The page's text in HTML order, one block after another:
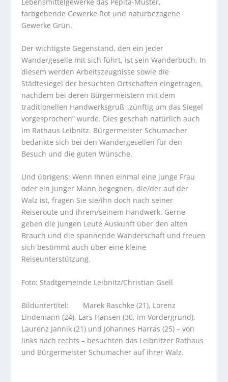
farbgebende Gewerke Rot und naturbezogene
Gewerke Grün.
Der wichtigste Gegenstand, den ein jeder
Wandergeselle mit sich führt, ist sein Wanderbuch. In
diesem werden Arbeitszeugnisse sowie die
Städtesiegel der besuchten Ortschaften eingetragen,
nachdem bei deren Bürgermeistern mit dem
traditionellen Handwerksgruß „zünftig um das Siegel
vorgesprochen“ wurde. Dies geschah natürlich auch
im Rathaus Leibnitz. Bürgermeister Schumacher
bedankte sich bei den Wandergesellen für den
Besuch und die guten Wünsche.
Und übrigens: Wenn Ihnen einmal eine junge Frau
oder ein junger Mann begegnen, die/der auf der
Walz ist, fragen Sie sie/ihn doch nach seiner
Reiseroute und ihrem/seinem Handwerk. Gerne
geben die jungen Leute Auskunft über den alten
Brauch und die spannende Wanderschaft und freuen
sich bestimmt auch über eine kleine
Reiseunterstützung.
Foto: Stadtgemeinde Leibnitz/Christian Gsell
Bilduntertitel: Marek Raschke (21), Lorenz
Lindemann (24), Lars Hansen (30, im Vordergrund),
Laurenz Jannik (21) und Johannes Harras (25) – von
links nach rechts – besuchten das Leibnitzer Rathaus
und Bürgermeister Schumacher auf ihrer Walz.